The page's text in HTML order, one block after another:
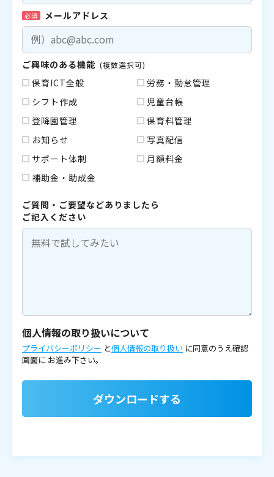
必須 メールアドレス
ご興味のある機能 (複数選択可)
保育ICT全般
労務・勤怠管理
シフト作成
児童台帳
登降園管理
保育料管理
お知らせ
写真配信
サポート体制
月額料金
補助金・助成金
ご質問・ご要望などありましたら
ご記入ください
個人情報の取り扱いについて
プライバシーポリシー と個人情報の取り扱い に同意のうえ確認
画面に お進み下さい。
ダウンロードする